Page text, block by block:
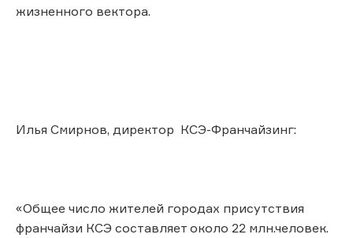
жизненного вектора.
Илья Смирнов, директор КСЭ-Франчайзинг:
«Общее число жителей городах присутствия
франчайзи КСЭ составляет около 22 млн.человек.